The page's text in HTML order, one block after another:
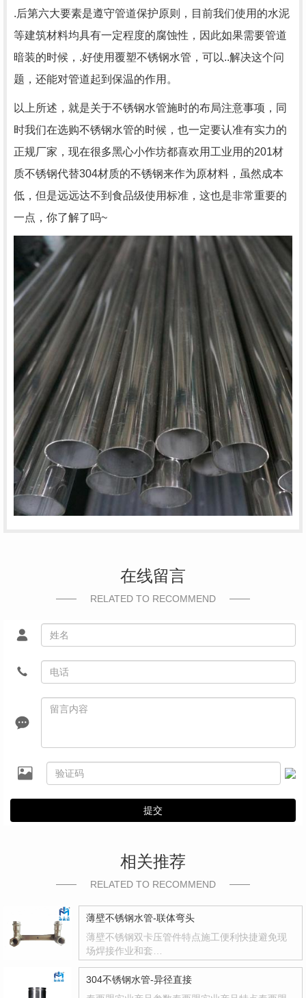
.后第六大要素是遵守管道保护原则，目前我们使用的水泥
等建筑材料均具有一定程度的腐蚀性，因此如果需要管道
暗装的时候，.好使用覆塑不锈钢水管，可以..解决这个问
题，还能对管道起到保温的作用。
以上所述，就是关于不锈钢水管施时的布局注意事项，同
时我们在选购不锈钢水管的时候，也一定要认准有实力的
正规厂家，现在很多黑心小作坊都喜欢用工业用的201材
质不锈钢代替304材质的不锈钢来作为原材料，虽然成本
低，但是远远达不到食品级使用标准，这也是非常重要的
一点，你了解了吗~
在线留言
RELATED TO RECOMMEND
提交
相关推荐
RELATED TO RECOMMEND
薄壁不锈钢水管-联体弯头
薄壁不锈钢双卡压管件特点施工便利快捷避免现
场焊接作业和套…
304不锈钢水管-异径直接